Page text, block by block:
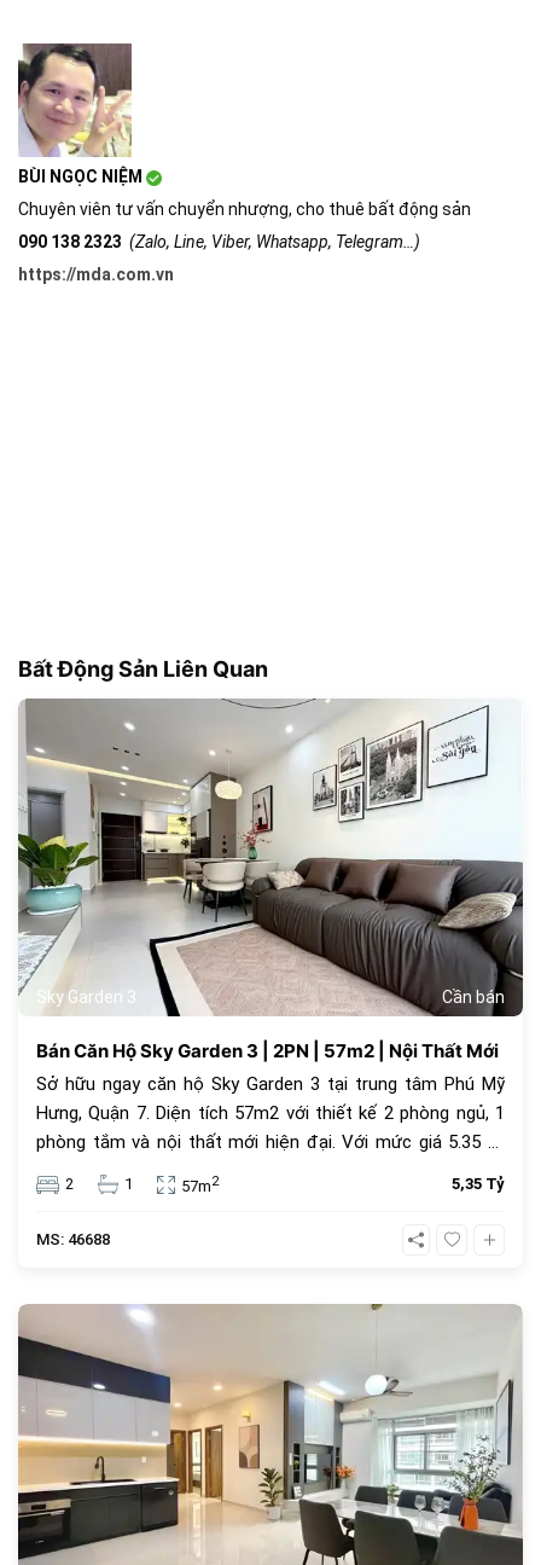
BÙI NGỌC NIỆM
Chuyên viên tư vấn chuyển nhượng, cho thuê bất động sản
090 138 2323 (Zalo, Line, Viber, Whatsapp, Telegram…)
https://mda.com.vn
Bất Động Sản Liên Quan
Sky Garden 3 Cần bán
179
Bán Căn Hộ Sky Garden 3 | 2PN | 57m2 | Nội Thất Mới
Sở hữu ngay căn hộ Sky Garden 3 tại trung tâm Phú Mỹ
Hưng, Quận 7. Diện tích 57m2 với thiết kế 2 phòng ngủ, 1
phòng tắm và nội thất mới hiện đại. Với mức giá 5.35 tỷ
đồng, đây là lựa chọn an cư lý tưởng hoặc đầu tư cho
thuê sinh lời cao trong cộng đồng văn minh.
2 1 57m2 5,35 Tỷ
MS: 46688